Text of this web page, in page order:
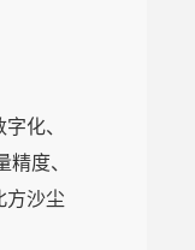
化、
度、
方沙尘